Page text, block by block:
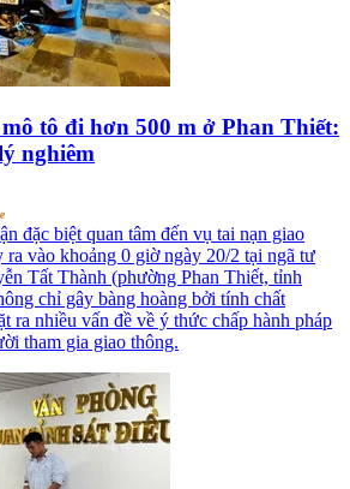
tô đi hơn 500 m ở Phan Thiết:
nghiêm
đặc biệt quan tâm đến vụ tai nạn giao
ra vào khoảng 0 giờ ngày 20/2 tại ngã tư
Tất Thành (phường Phan Thiết, tỉnh
chỉ gây bàng hoàng bởi tính chất
ra nhiều vấn đề về ý thức chấp hành pháp
tham gia giao thông.